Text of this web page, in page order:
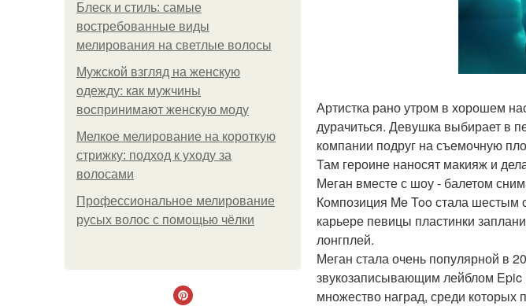
Блеск и стиль: самые
востребованные виды
мелирования на светлые волосы
Мужской взгляд на женскую
одежду: как мужчины
воспринимают женскую моду
Мелкое мелирование на короткую
стрижку: подход к уходу за
волосами
Профессиональное мелирование
русых волос с помощью чёлки
Артистка рано утром в хорошем
дурачиться. Девушка выбирает в
компании подруг на съемочную
Там героине наносят макияж и
Меган вместе с шоу - балетом
Композиция Me Too стала шестым
карьере певицы пластинки
лонгплей.
Меган стала очень популярной в
звукозаписывающим лейблом Epic
множество наград, среди которых